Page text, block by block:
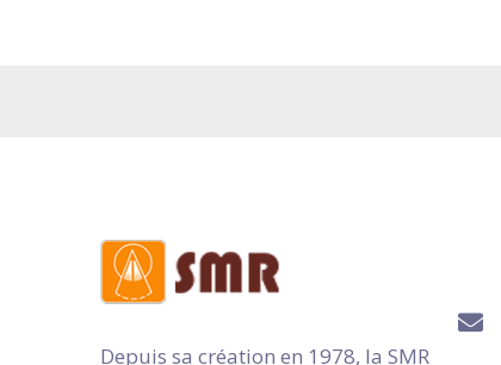
Depuis sa création en 1978, la SMR